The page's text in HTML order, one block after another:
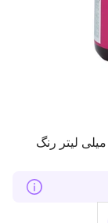
شامپو رنگ مو دوماسی شماره 7.62 حجم 300 میلی لیتر رنگ